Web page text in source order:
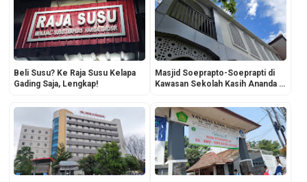
Beli Susu? Ke Raja Susu Kelapa
Gading Saja, Lengkap!
Masjid Soeprapto-Soeprapti di
Kawasan Sekolah Kasih Ananda 2
Jakarta Utara